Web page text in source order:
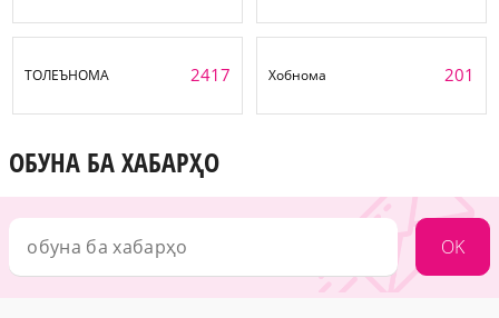
ТОЛЕЪНОМА 2417 Хобнома 201
ОБУНА БА ХАБАРҲО
OK